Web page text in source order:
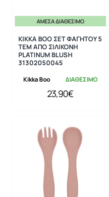
ΆΜΕΣΑ ΔΙΑΘΈΣΙΜΟ
Kikka Boo ΔΙΑΘΕΣΙΜΟ
KIKKA BOO ΣΕΤ ΦΑΓΗΤΟΥ 5
ΤΕΜ ΑΠΟ ΣΙΛΙΚΟΝΗ
PLATINUM BLUSH
31302050045
23,90€